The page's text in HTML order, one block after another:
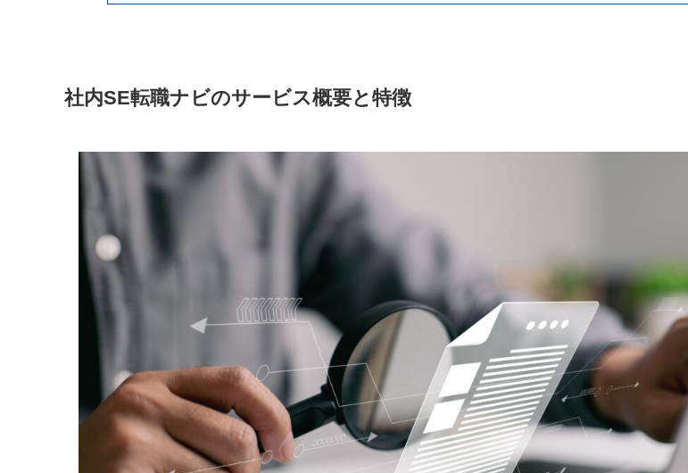
社内SE転職ナビのサービス概要と特徴